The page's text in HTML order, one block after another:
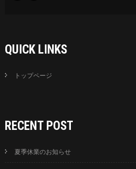
QUICK LINKS
トップページ
RECENT POST
夏季休業のお知らせ